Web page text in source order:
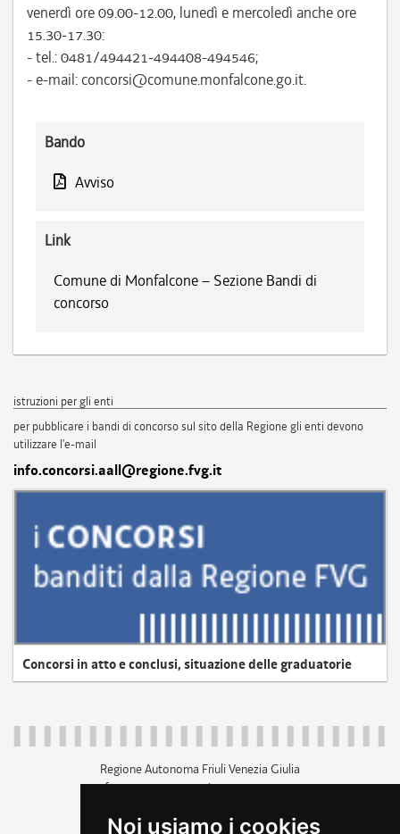
Noi usiamo i cookies
venerdì ore 09.00-12.00, lunedì e mercoledì anche ore
15.30-17.30:
- tel.: 0481/494421-494408-494546;
- e-mail: concorsi@comune.monfalcone.go.it.
Bando
Avviso
Link
Comune di Monfalcone – Sezione Bandi di
concorso
istruzioni per gli enti
per pubblicare i bandi di concorso sul sito della Regione gli enti devono
utilizzare l'e-mail
info.concorsi.aall@regione.fvg.it
Concorsi in atto e conclusi, situazione delle graduatorie
Regione Autonoma Friuli Venezia Giulia
c.f. 80014930327; p.iva 00526040324
+39 040 3771111